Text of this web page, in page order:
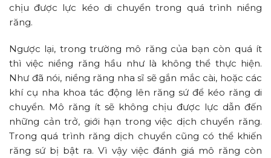
chịu được lực kéo di chuyển trong quá trình niềng
răng.
Ngược lại, trong trường mô răng của bạn còn quá ít
thì việc niềng răng hầu như là không thể thực hiện.
Như đã nói, niềng răng nha sĩ sẽ gắn mắc cài, hoặc các
khí cụ nha khoa tác động lên răng sứ để kéo răng di
chuyển. Mô răng ít sẽ không chịu được lực dẫn đến
những cản trở, giới hạn trong việc dịch chuyển răng.
Trong quá trình răng dịch chuyển cũng có thể khiến
răng sứ bị bật ra. Vì vậy việc đánh giá mô răng còn